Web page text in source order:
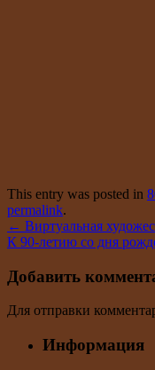
This entry was posted in
permalink.
← Виртуальная
К 90-летию со дня
Добавить
Для отправки
Информация